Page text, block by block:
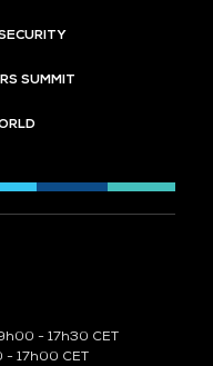
SUMMIT
- 17h30 CET
17h00 CET